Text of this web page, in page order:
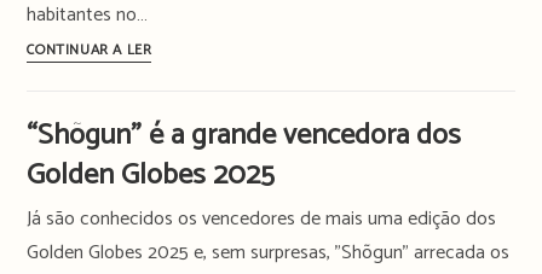
habitantes no…
CONTINUAR A LERNovo
Portugal:
mais
50%
dos
“Shõgun” é a grande vencedora dos
Golden Globes 2025
Já são conhecidos os vencedores de mais uma edição dos
Golden Globes 2025 e, sem surpresas, "Shõgun" arrecada os